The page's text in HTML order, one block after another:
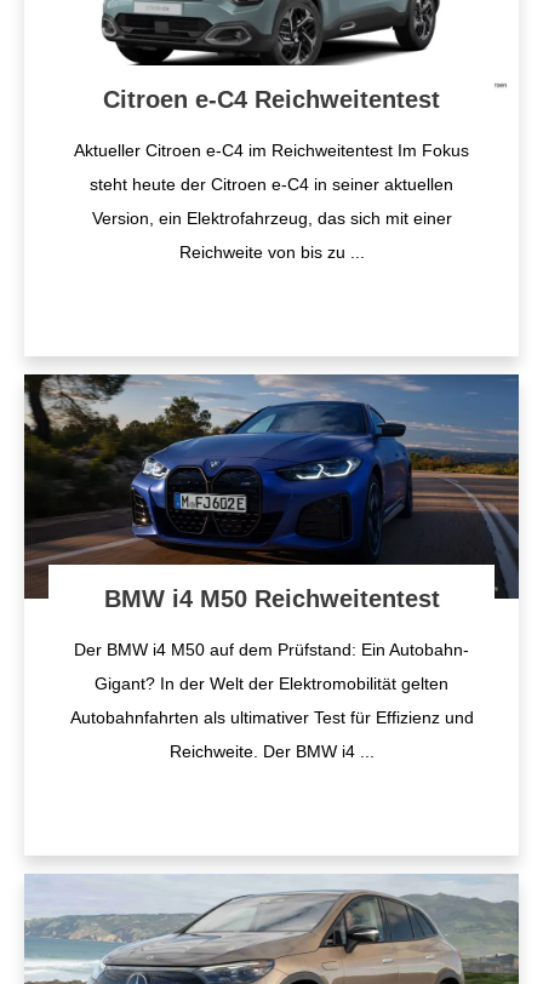
Citroen e-C4 Reichweitentest
Aktueller Citroen e-C4 im Reichweitentest Im Fokus
steht heute der Citroen e-C4 in seiner aktuellen
Version, ein Elektrofahrzeug, das sich mit einer
Reichweite von bis zu
BMW i4 M50 Reichweitentest
Der BMW i4 M50 auf dem Prüfstand: Ein Autobahn-
Gigant? In der Welt der Elektromobilität gelten
Autobahnfahrten als ultimativer Test für Effizienz und
Reichweite. Der BMW i4